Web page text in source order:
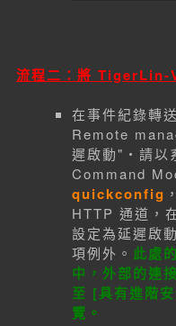
流程二：將 TigerLin-
在事件紀錄轉
Remote
遲啟動"‧請以
Command
quickconfig
HTTP 通道，
設定為延遲啟
項例外。 此處
中，外部的連
至 [具有進階
覽。